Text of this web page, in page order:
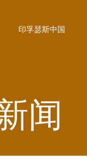
印孚瑟斯中国
闻